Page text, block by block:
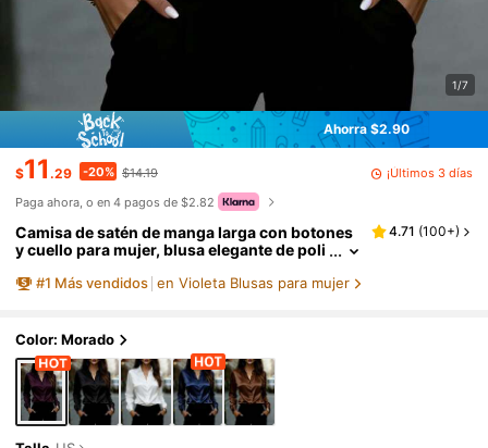
1/7
Ahorra $2.90
$11 .29 -20% $14.19
¡Últimos 3 días
Paga ahora, o en 4 pagos de $2.82
Camisa de satén de manga larga con botones
y cuello para mujer, blusa elegante de poli
4.71 (100+)
#1 Más vendidos en Violeta Blusas para mujer
Color: Morado